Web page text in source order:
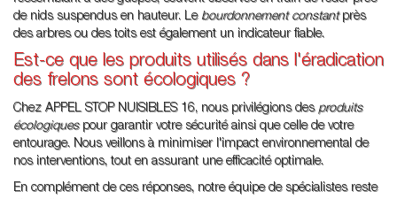
de nids suspendus en hauteur. Le bourdonnement constantprès
des arbres ou des toits est également un indicateur fiable.
Est-ce que les produits utilisés dans l'éradication
des frelons sont écologiques ?
Chez APPEL STOP NUISIBLES 16, nous privilégions des produits
écologiquespour garantir votre sécurité ainsi que celle de votre
entourage. Nous veillons à minimiser l'impact environnemental de
nos interventions, tout en assurant une efficacité optimale.
En complément de ces réponses, notre équipe de spécialistes reste